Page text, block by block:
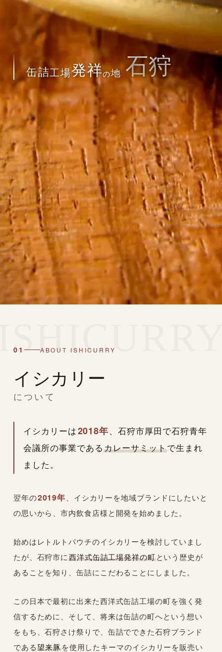
缶詰工場発祥の地 石狩
01 ABOUT ISHICURRY
イシカリー
について
イシカリーは 2018年 、石狩市厚田で石狩青年
会議所の事業であるカレーサミットで生まれ
ました。
翌年の2019年
、イシカリーを地域ブランドにしたいと
の思いから、市内飲食店様と開発を始めました。
始めはレトルトパウチのイシカリーを検討していまし
たが、石狩市に西洋式缶詰工場発祥の町という歴史が
あることを知り、缶詰にこだわることにしました。
この日本で最初に出来た西洋式缶詰工場の町を強く発
信するために、そして、将来は缶詰の町へという想い
をもち、石狩さけ祭りで、缶詰でできた石狩ブランド
である 望来豚を使用したキーマのイシカリーを販売い